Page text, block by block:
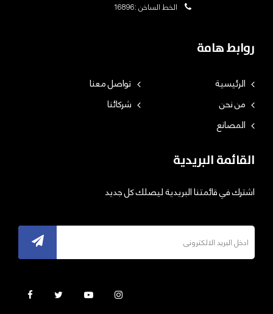
الخط الساخن :16896
روابط هامة
الرئيسية
تواصل معنا
من نحن
شركائنا
المصانع
القائمة البريدية
اشترك في قائمتنا البريدية ليصلك كل جديد